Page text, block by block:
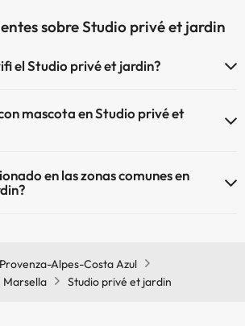
sobre Studio privé et jardin
el Studio privé et jardin?
mascota en Studio privé et
en las zonas comunes en
Provenza-Alpes-Costa Azul
Marsella Studio privé et jardin